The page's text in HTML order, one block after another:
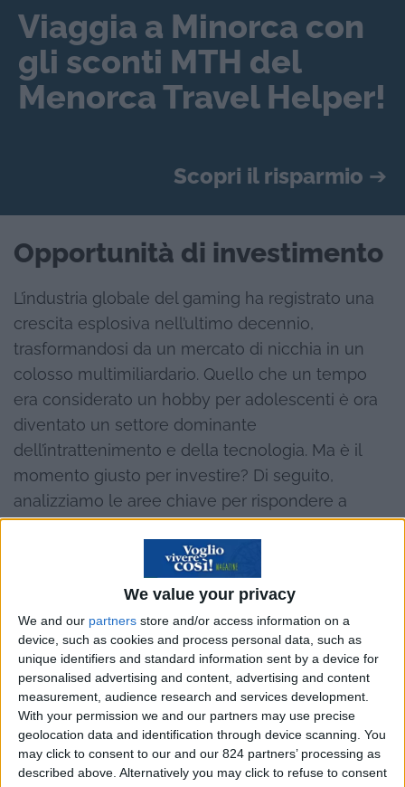
We value your privacy
We and our partners store and/or access information on a
device, such as cookies and process personal data, such as
unique identifiers and standard information sent by a device for
personalised advertising and content, advertising and content
measurement, audience research and services development.
With your permission we and our partners may use precise
geolocation data and identification through device scanning. You
may click to consent to our and our 824 partners’ processing as
described above. Alternatively you may click to refuse to consent
Viaggia a Minorca con
gli sconti MTH del
Menorca Travel Helper!
Scopri il risparmio ➔
Opportunità di investimento
L’industria globale del gaming ha registrato una
crescita esplosiva nell’ultimo decennio,
trasformandosi da un mercato di nicchia in un
colosso multimiliardario. Quello che un tempo
era considerato un hobby per adolescenti è ora
diventato un settore dominante
dell’intrattenimento e della tecnologia. Ma è il
momento giusto per investire? Di seguito,
analizziamo le aree chiave per rispondere a
questa domanda.
Indice Nascondi
Crescita costante e dimensioni del
mercato
Casinò online: una fetta redditizia del
mercato del gaming
Mobile Gaming: una miniera d’oro da
miliardi di dollari
Esports e streaming di giochi: la nuova